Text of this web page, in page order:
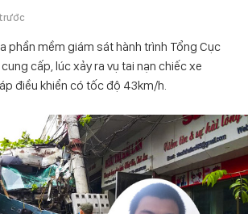
phần mềm giám sát hành trình Tổng Cục
cấp, lúc xảy ra vụ tai nạn chiếc xe
điều khiển có tốc độ 43km/h.